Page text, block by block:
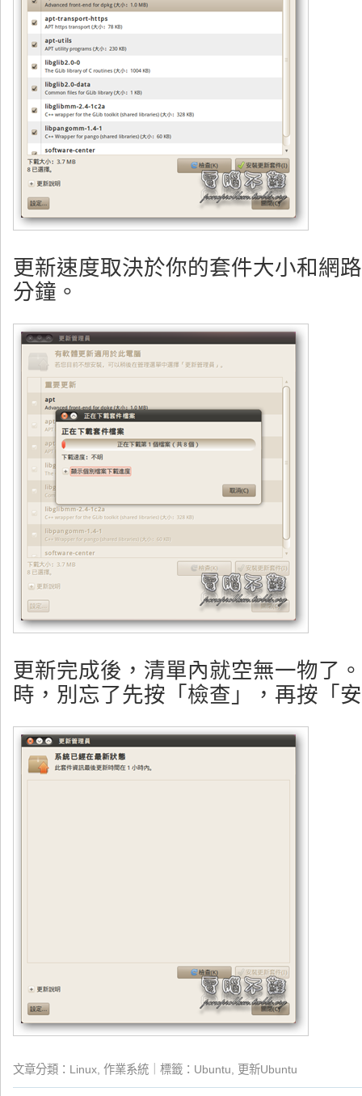
更新速度取決於你的套件大小和網
分鐘。
更新完成後，清單內就空無一物了
時，別忘了先按「檢查」，再按「
文章分類： Linux 作業系統 ｜標籤： Ubuntu 更新Ubuntu